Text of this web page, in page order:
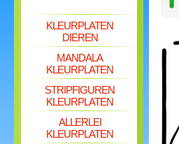
KLEURPLATEN
DIEREN
MANDALA
KLEURPLATEN
STRIPFIGUREN
KLEURPLATEN
ALLERLEI
KLEURPLATEN